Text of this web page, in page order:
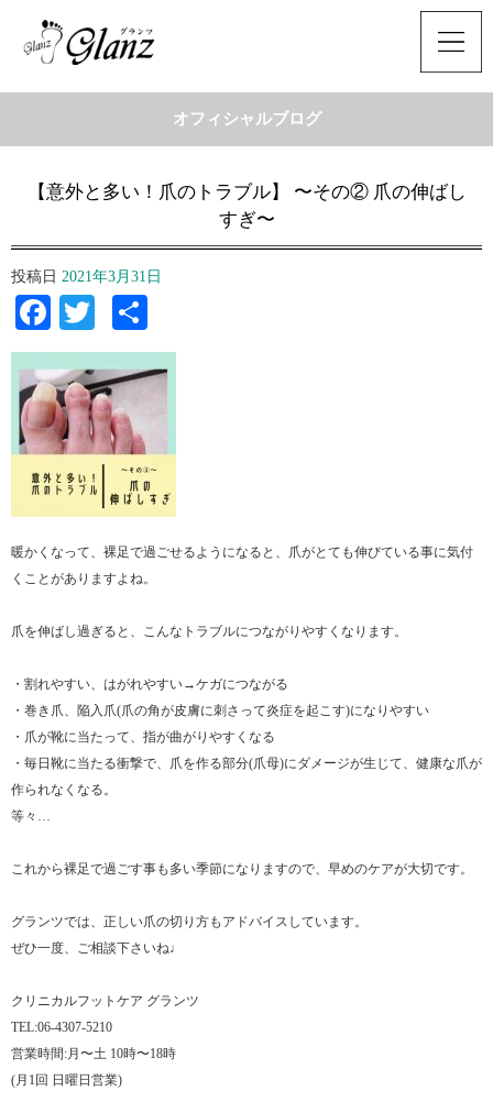
オフィシャルブログ
【意外と多い！爪のトラブル】 〜その② 爪の伸ばし
すぎ〜
投稿日 2021年3月31日
Facebook
Twitter
有
暖かくなって、裸足で過ごせるようになると、爪がとても伸びている事に気付
くことがありますよね。
爪を伸ばし過ぎると、こんなトラブルにつながりやすくなります。
・割れやすい、はがれやすい→ケガにつながる
・巻き爪、陥入爪(爪の角が皮膚に刺さって炎症を起こす)になりやすい
・爪が靴に当たって、指が曲がりやすくなる
・毎日靴に当たる衝撃で、爪を作る部分(爪母)にダメージが生じて、健康な爪が
作られなくなる。
等々…
これから裸足で過ごす事も多い季節になりますので、早めのケアが大切です。
グランツでは、正しい爪の切り方もアドバイスしています。
ぜひ一度、ご相談下さいね♩
クリニカルフットケア グランツ
TEL:06-4307-5210
営業時間:月〜土 10時〜18時
(月1回 日曜日営業)